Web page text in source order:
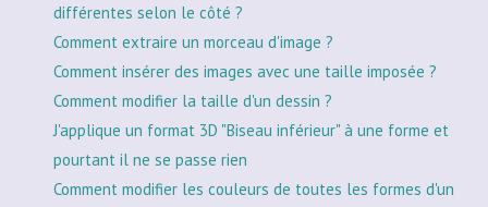
différentes selon le côté ?
Comment extraire un morceau d'image ?
Comment insérer des images avec une taille imposée ?
Comment modifier la taille d'un dessin ?
J'applique un format 3D "Biseau inférieur" à une forme et
pourtant il ne se passe rien
Comment modifier les couleurs de toutes les formes d'un